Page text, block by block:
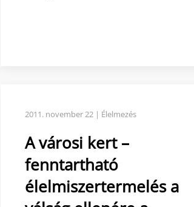
2011. november 22 | Élelmezés
A városi kert –
fenntartható
élelmiszertermelés a